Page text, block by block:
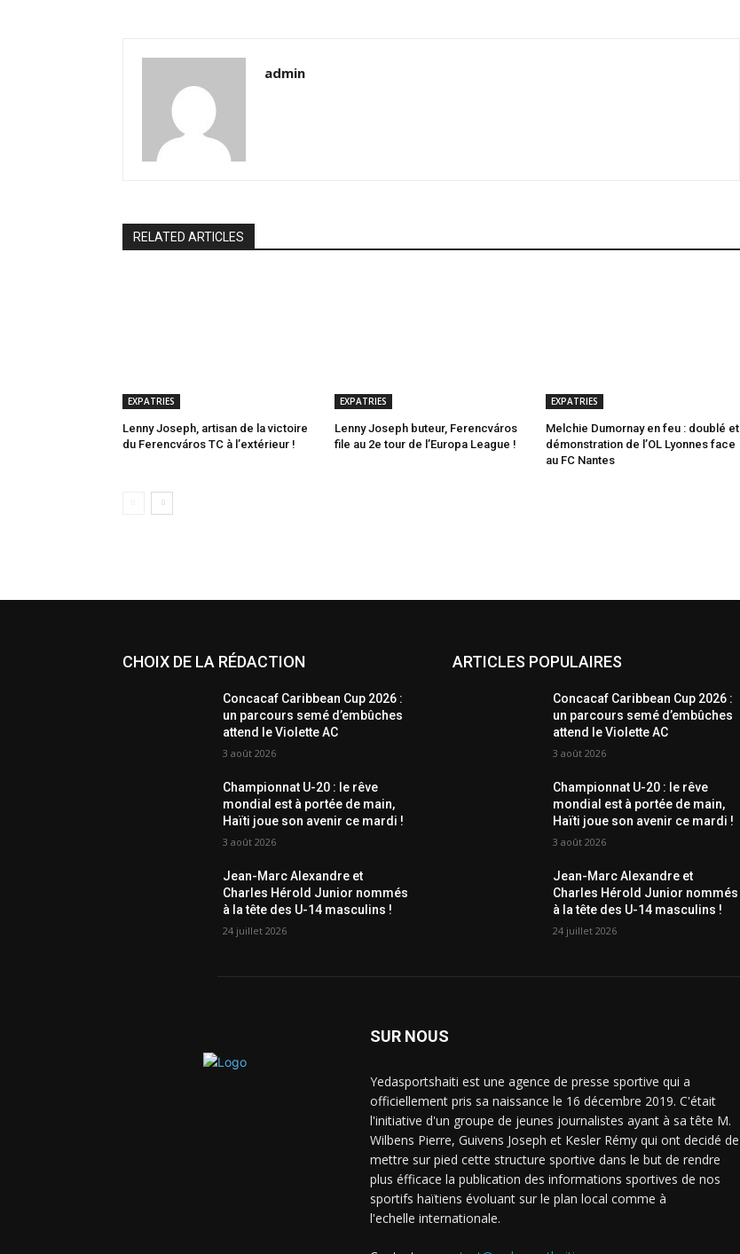
admin
RELATED ARTICLES
EXPATRIES
Lenny Joseph, artisan de la victoire
du Ferencváros TC à l’extérieur !
EXPATRIES
Lenny Joseph buteur, Ferencváros
file au 2e tour de l’Europa League !
EXPATRIES
Melchie Dumornay en feu : doublé et
démonstration de l’OL Lyonnes face
au FC Nantes
CHOIX DE LA RÉDACTION
Concacaf Caribbean Cup 2026 :
un parcours semé d’embûches
attend le Violette AC
3 août 2026
Championnat U-20 : le rêve
mondial est à portée de main,
Haïti joue son avenir ce mardi !
3 août 2026
Jean-Marc Alexandre et
Charles Hérold Junior nommés
à la tête des U-14 masculins !
24 juillet 2026
ARTICLES POPULAIRES
Concacaf Caribbean Cup 2026 :
un parcours semé d’embûches
attend le Violette AC
3 août 2026
Championnat U-20 : le rêve
mondial est à portée de main,
Haïti joue son avenir ce mardi !
3 août 2026
Jean-Marc Alexandre et
Charles Hérold Junior nommés
à la tête des U-14 masculins !
24 juillet 2026
SUR NOUS
Yedasportshaiti est une agence de presse sportive qui a
officiellement pris sa naissance le 16 décembre 2019. C'était
l'initiative d'un groupe de jeunes journalistes ayant à sa tête M.
Wilbens Pierre, Guivens Joseph et Kesler Rémy qui ont decidé de
mettre sur pied cette structure sportive dans le but de rendre
plus éfficace la publication des informations sportives de nos
sportifs haïtiens évoluant sur le plan local comme à
l'echelle internationale.